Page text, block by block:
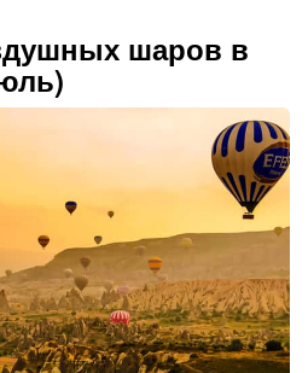
шаров в